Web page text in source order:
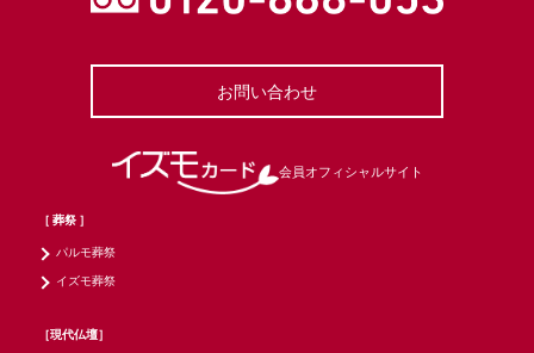
お問い合わせ
会員オフィシャルサイト
［ 葬祭 ］
パルモ葬祭
イズモ葬祭
［現代仏壇］